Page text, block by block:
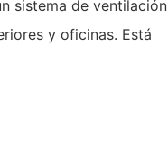
sistema de ventilación
y oficinas. Está